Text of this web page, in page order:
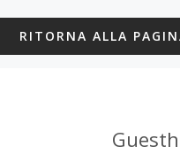
RITORNA ALLA